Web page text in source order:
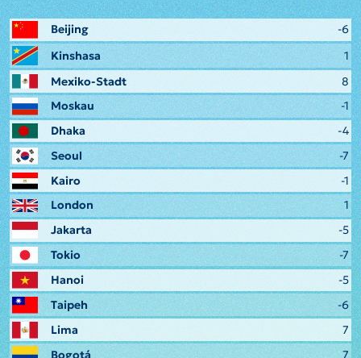
Beijing
-6
Kinshasa
1
Mexiko-Stadt
8
Moskau
-1
Dhaka
-4
Seoul
-7
Kairo
-1
London
1
Jakarta
-5
Tokio
-7
Hanoi
-5
Taipeh
-6
Lima
7
Bogotá
7